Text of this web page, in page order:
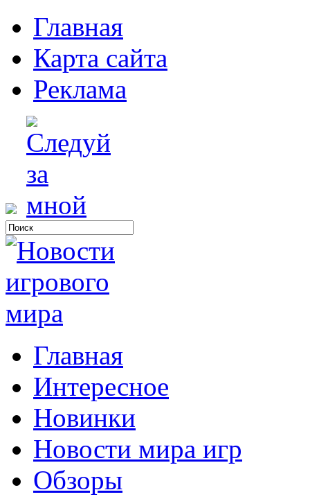
Главная
Карта сайта
Реклама
Главная
Интересное
Новинки
Новости мира игр
Обзоры